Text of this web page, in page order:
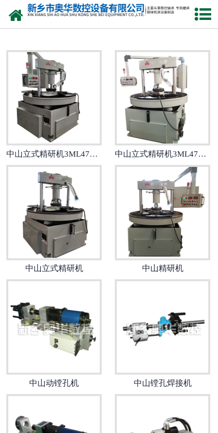
网站首页
中山钢球研球机
中山钢球磨球机
中山钢球光球机
中山立式车床
中山3M7770A机床
中山镗孔机
中山精研机
中山立式精研机3ML4780B 中山立式精研机3ML4780D
中山立式精研机 中山精研机
中山动镗孔机 中山镗孔焊接机